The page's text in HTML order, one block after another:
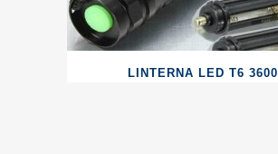
LINTERNA LED T6 3600